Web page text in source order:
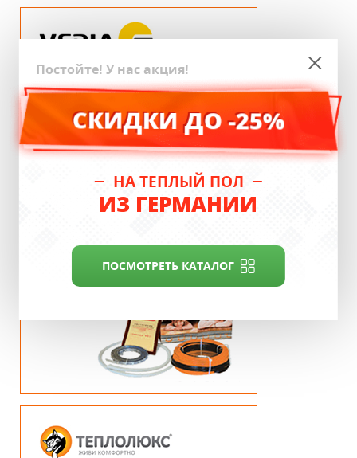
Постойте! У нас акция!
СКИДКИ ДО -25%
НА ТЕПЛЫЙ ПОЛ
ИЗ ГЕРМАНИИ
ПОСМОТРЕТЬ КАТАЛОГ